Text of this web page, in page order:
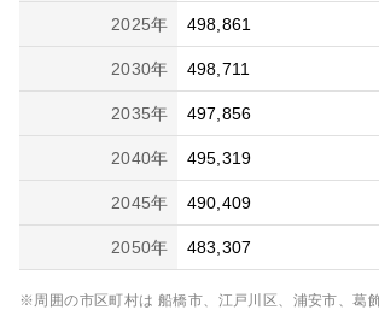
2025年 498,861
2030年 498,711
2035年 497,856
2040年 495,319
2045年 490,409
2050年 483,307
※周囲の市区町村は 船橋市、江戸川区、浦安市、葛